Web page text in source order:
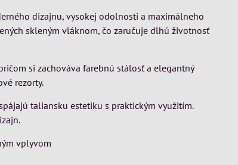
dizajnu, vysokej odolnosti a maximálneho
skleným vláknom, čo zaručuje dlhú životnosť
si zachováva farebnú stálosť a elegantný
rezorty.
taliansku estetiku s praktickým využitím.
vplyvom